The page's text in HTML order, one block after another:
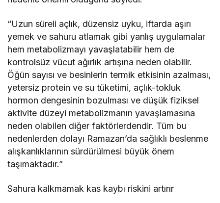
“Uzun süreli açlık, düzensiz uyku, iftarda aşırı
yemek ve sahuru atlamak gibi yanlış uygulamalar
hem metabolizmayı yavaşlatabilir hem de
kontrolsüz vücut ağırlık artışına neden olabilir.
Öğün sayısı ve besinlerin termik etkisinin azalması,
yetersiz protein ve su tüketimi, açlık-tokluk
hormon dengesinin bozulması ve düşük fiziksel
aktivite düzeyi metabolizmanın yavaşlamasına
neden olabilen diğer faktörlerdendir. Tüm bu
nedenlerden dolayı Ramazan’da sağlıklı beslenme
alışkanlıklarının sürdürülmesi büyük önem
taşımaktadır.”
Sahura kalkmamak kas kaybı riskini artırır